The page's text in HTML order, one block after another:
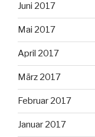
Juni 2017
Mai 2017
April 2017
März 2017
Februar 2017
Januar 2017